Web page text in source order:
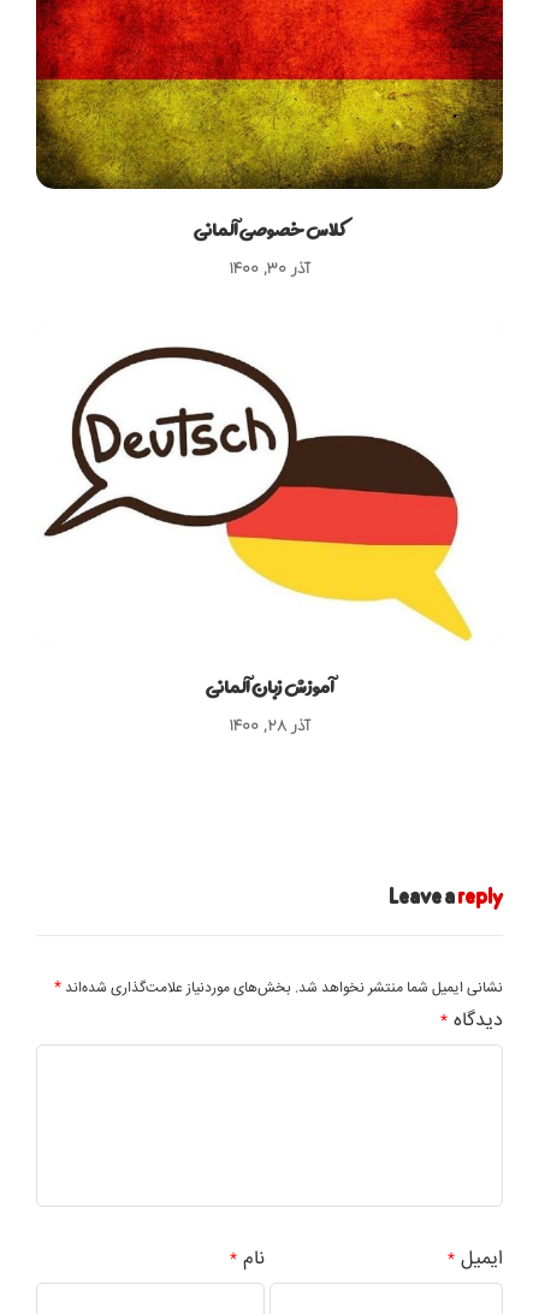
کلاس خصوصی آلمانی
آذر ۳۰, ۱۴۰۰
آموزش زبان آلمانی
آذر ۲۸, ۱۴۰۰
Leave areply
نشانی ایمیل شما منتشر نخواهد شد. بخش‌های موردنیاز علامت‌گذاری شده‌اند *
دیدگاه *
نام * ایمیل*